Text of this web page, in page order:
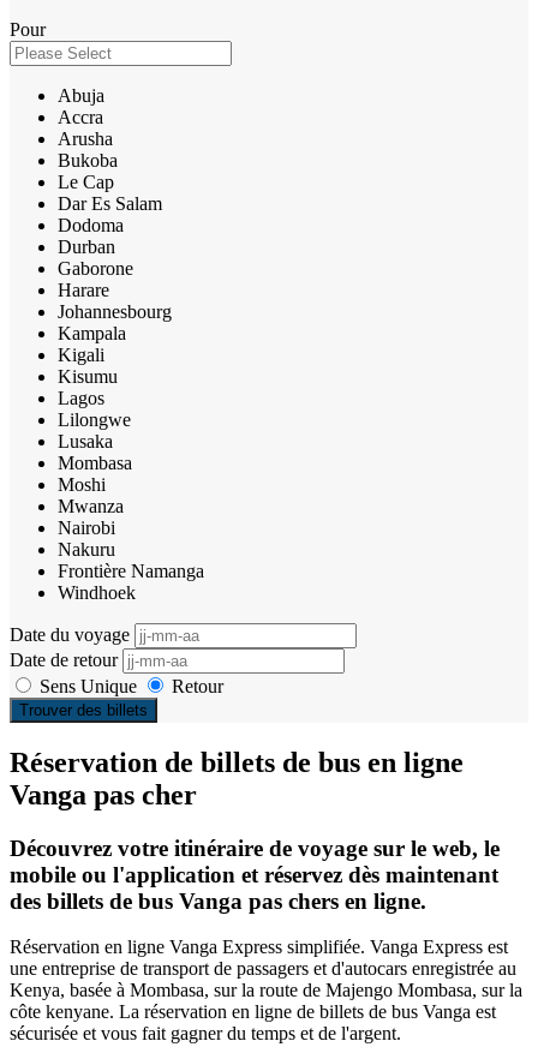
Pour
Abuja
Accra
Arusha
Bukoba
Le Cap
Dar Es Salam
Dodoma
Durban
Gaborone
Harare
Johannesbourg
Kampala
Kigali
Kisumu
Lagos
Lilongwe
Lusaka
Mombasa
Moshi
Mwanza
Nairobi
Nakuru
Frontière Namanga
Windhoek
Date du voyage
Date de retour
Sens Unique
Retour
Trouver des billets
Réservation de billets de bus en ligne
Vanga pas cher
Découvrez votre itinéraire de voyage sur le web, le
mobile ou l'application et réservez dès maintenant
des billets de bus Vanga pas chers en ligne.
Réservation en ligne Vanga Express simplifiée. Vanga Express est
une entreprise de transport de passagers et d'autocars enregistrée au
Kenya, basée à Mombasa, sur la route de Majengo Mombasa, sur la
côte kenyane. La réservation en ligne de billets de bus Vanga est
sécurisée et vous fait gagner du temps et de l'argent.